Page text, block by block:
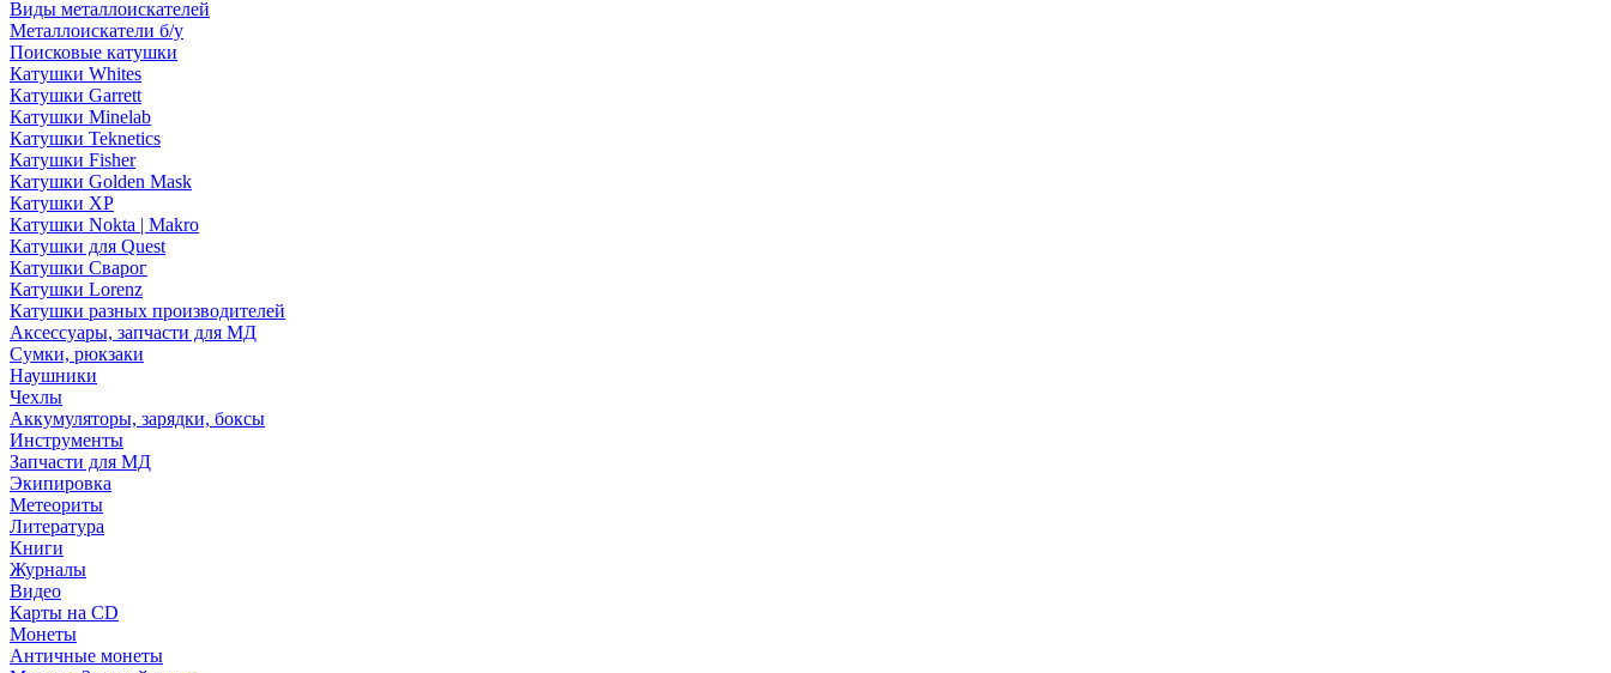
Виды металлоискателей
Металлоискатели б/у
Поисковые катушки
Катушки Whites
Катушки Garrett
Катушки Minelab
Катушки Teknetics
Катушки Fisher
Катушки Golden Mask
Катушки XP
Катушки Nokta | Makro
Катушки для Quest
Катушки Сварог
Катушки Lorenz
Катушки разных производителей
Аксессуары, запчасти для МД
Сумки, рюкзаки
Наушники
Чехлы
Аккумуляторы, зарядки, боксы
Инструменты
Запчасти для МД
Экипировка
Метеориты
Литература
Книги
Журналы
Видео
Карты на CD
Монеты
Античные монеты